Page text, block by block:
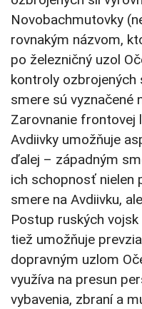
Novobachmutovky
rovnakým názvom,
po železničný uzol
kontroly
smere sú vyznačené
Zarovnanie frontovej
Avdiivky umožňuje
ďalej – západným
ich schopnosť nielen
smere na Avdiivku,
Postup ruských
tiež umožňuje
dopravným uzlom
využíva na presun
vybavenia, zbraní a